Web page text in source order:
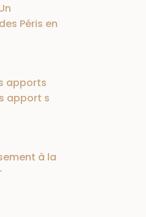
Péris en
apports
apport s
à la